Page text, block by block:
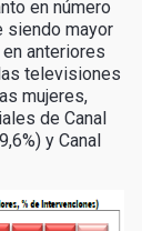
en número
siendo mayor
anteriores
televisiones
mujeres,
de Canal
y Canal